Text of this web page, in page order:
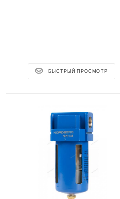
БЫСТРЫЙ ПРОСМОТР